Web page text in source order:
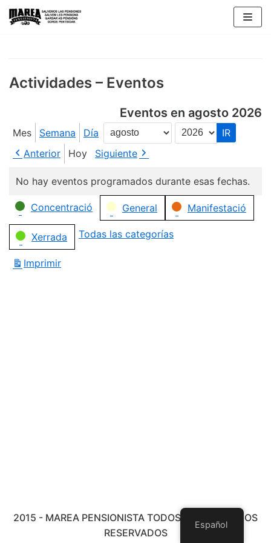
Saltar
Actividades – Eventos
Eventos en agosto 2026
Mes Semana Día
Mes
Año
Anterior
Hoy Siguiente
No hay eventos programados durante esas fechas.
Categorías
Concentració General Manifestació
Xerrada Todas las categorías
Imprimir
2015 - MAREA PENSIONISTA TODOS LOS DERECHOS
RESERVADOS
Español